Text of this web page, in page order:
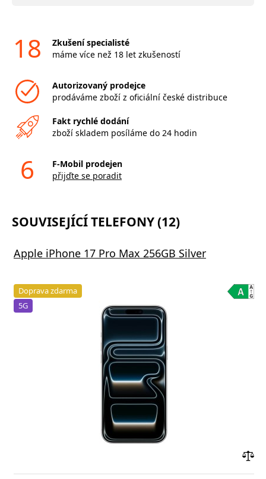
18
Zkušení specialisté
máme více než 18 let zkušeností
Autorizovaný prodejce
prodáváme zboží z oficiální české distribuce
Fakt rychlé dodání
zboží skladem posíláme do 24 hodin
6
F-Mobil prodejen
přijďte se poradit
SOUVISEJÍCÍ TELEFONY (12)
Apple iPhone 17 Pro Max 256GB Silver
Doprava zdarma
5G